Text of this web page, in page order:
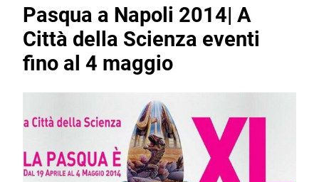
Pasqua a Napoli 2014| A
Città della Scienza eventi
fino al 4 maggio